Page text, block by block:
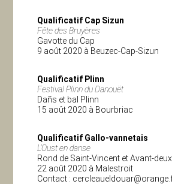
Qualificatif Cap Sizun
Fête des Bruyères
Gavotte du Cap
9 août 2020 à Beuzec-Cap-Sizun
Qualificatif Plinn
Festival Plinn du Danouët
Dañs et bal Plinn
15 août 2020 à Bourbriac
Qualificatif Gallo-vannetais
L’Oust en danse
Rond de Saint-Vincent et Avant-
22 août 2020 à Malestroit
Contact :